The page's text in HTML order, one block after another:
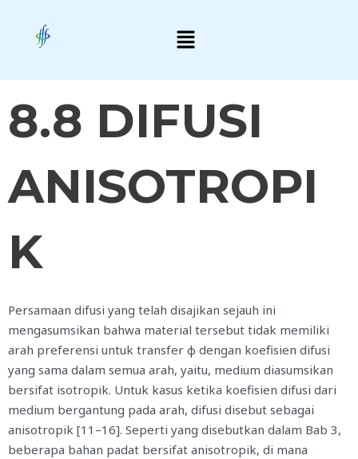
content
Menu
8.8 DIFUSI
ANISOTROPI
K
Persamaan difusi yang telah disajikan sejauh ini
mengasumsikan bahwa material tersebut tidak memiliki
arah preferensi untuk transfer φ dengan koefisien difusi
yang sama dalam semua arah, yaitu, medium diasumsikan
bersifat isotropik. Untuk kasus ketika koefisien difusi dari
medium bergantung pada arah, difusi disebut sebagai
anisotropik [11–16]. Seperti yang disebutkan dalam Bab 3,
beberapa bahan padat bersifat anisotropik, di mana